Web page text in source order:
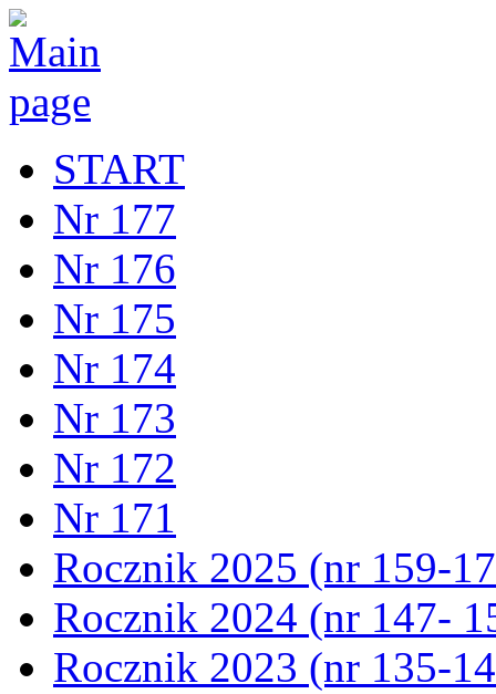
START
Nr 177
Nr 176
Nr 175
Nr 174
Nr 173
Nr 172
Nr 171
Rocznik 2025 (nr 159-
Rocznik 2024 (nr 147-
Rocznik 2023 (nr 135-